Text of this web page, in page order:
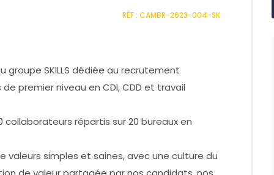
RÉF : CAMBR-2623-004-SK
groupe SKILLS dédiée au recrutement
premier niveau en CDI, CDD et travail
collaborateurs répartis sur 20 bureaux en
simples et saines, avec une culture du